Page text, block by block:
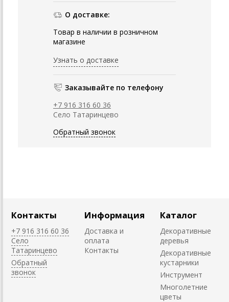
О доставке:
Товар в наличии в розничном
магазине
Узнать о доставке
Заказывайте по телефону
+7 916 316 60 36
Село Татаринцево
Обратный звонок
Контакты
+7 916 316 60 36
Село
Татаринцево
Обратный
звонок
Информация
Доставка и
оплата
Контакты
Каталог
Декоративные
деревья
Декоративные
кустарники
Инструмент
Многолетние
цветы